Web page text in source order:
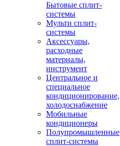
Бытовые сплит-
системы
Мульти сплит-
системы
Аксессуары,
расходные
материалы,
инструмент
Центральное и
специальное
кондиционирование,
холодоснабжение
Мобильные
кондиционеры
Полупромышленные
сплит-системы